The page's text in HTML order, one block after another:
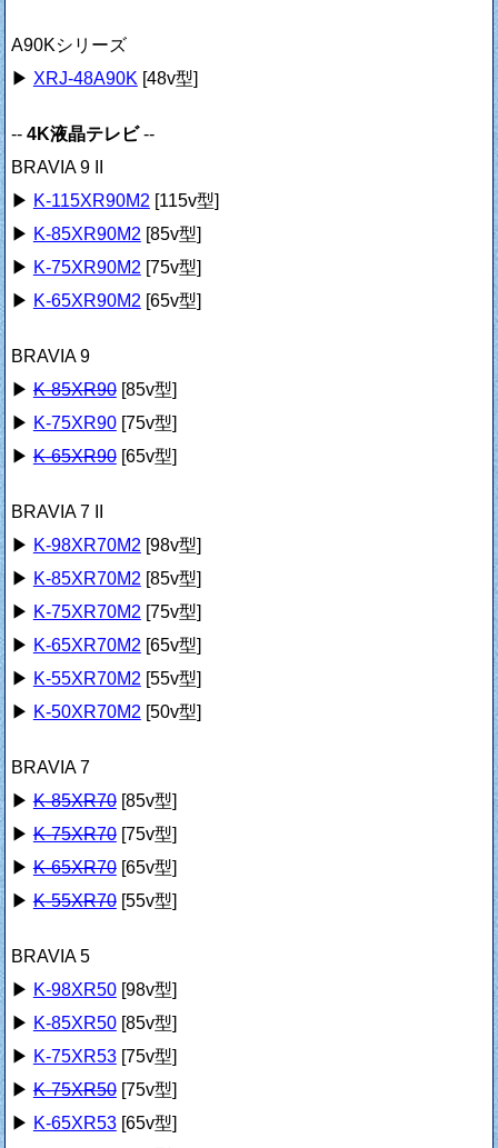
A90Kシリーズ
▶ XRJ-48A90K [48v型]
-- 4K液晶テレビ--
BRAVIA 9 II
▶ K-115XR90M2 [115v型]
▶ K-85XR90M2 [85v型]
▶ K-75XR90M2 [75v型]
▶ K-65XR90M2 [65v型]
BRAVIA 9
▶K-85XR90[85v型]
▶ K-75XR90[75v型]
▶K-65XR90[65v型]
BRAVIA 7 II
▶ K-98XR70M2 [98v型]
▶ K-85XR70M2 [85v型]
▶ K-75XR70M2 [75v型]
▶ K-65XR70M2 [65v型]
▶ K-55XR70M2 [55v型]
▶ K-50XR70M2 [50v型]
BRAVIA 7
▶K-85XR70[85v型]
▶K-75XR70[75v型]
▶K-65XR70[65v型]
▶K-55XR70[55v型]
BRAVIA 5
▶ K-98XR50[98v型]
▶ K-85XR50[85v型]
▶ K-75XR53[75v型]
▶K-75XR50[75v型]
▶ K-65XR53[65v型]